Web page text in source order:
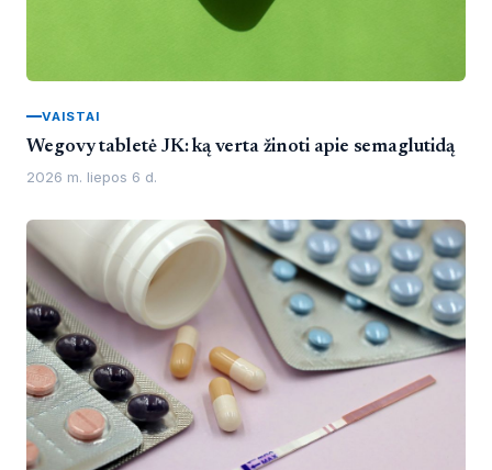
VAISTAI
Wegovy tabletė JK: ką verta žinoti apie semaglutidą
2026 m. liepos 6 d.